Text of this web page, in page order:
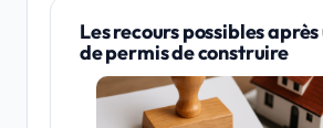
Les recours possibles
de permis de construire